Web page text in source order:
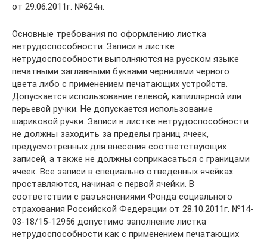
от 29.06.2011г. №624н.
Основные требования по оформлению листка
нетрудоспособности: Записи в листке
нетрудоспособности выполняются на русском языке
печатными заглавными буквами чернилами черного
цвета либо с применением печатающих устройств.
Допускается использование гелевой, капиллярной или
перьевой ручки. Не допускается использование
шариковой ручки. Записи в листке нетрудоспособности
не должны заходить за пределы границ ячеек,
предусмотренных для внесения соответствующих
записей, а также не должны соприкасаться с границами
ячеек. Все записи в специально отведенных ячейках
проставляются, начиная с первой ячейки. В
соответствии с разъяснениями Фонда социального
страхования Российской Федерации от 28.10.2011г. №14-
03-18/15-12956 допустимо заполнение листка
нетрудоспособности как с применением печатающих